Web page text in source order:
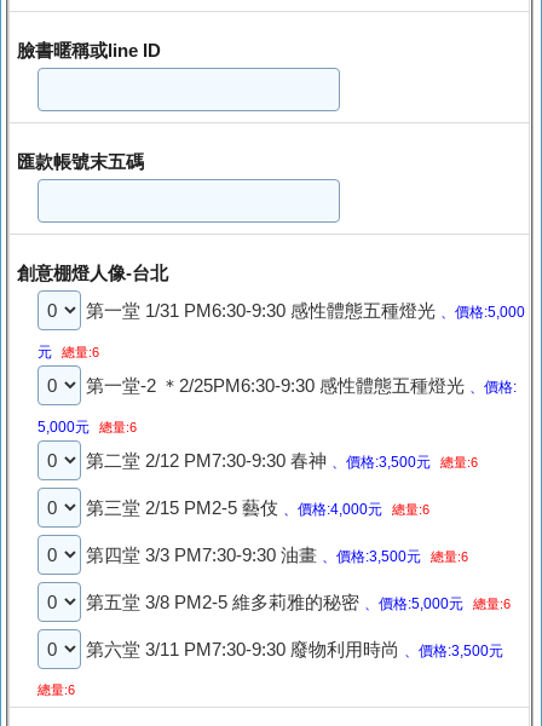
臉書暱稱或line ID
匯款帳號末五碼
創意棚燈人像-台北
第一堂 1/31 PM6:30-9:30 感性體態五種燈光 、價格:5,000
元 總量:6
第一堂-2 ＊2/25PM6:30-9:30 感性體態五種燈光 、價格:
5,000元 總量:6
第二堂 2/12 PM7:30-9:30 春神 、價格:3,500元 總量:6
第三堂 2/15 PM2-5 藝伎 、價格:4,000元 總量:6
第四堂 3/3 PM7:30-9:30 油畫 、價格:3,500元 總量:6
第五堂 3/8 PM2-5 維多莉雅的秘密 、價格:5,000元 總量:6
第六堂 3/11 PM7:30-9:30 廢物利用時尚 、價格:3,500元
總量:6